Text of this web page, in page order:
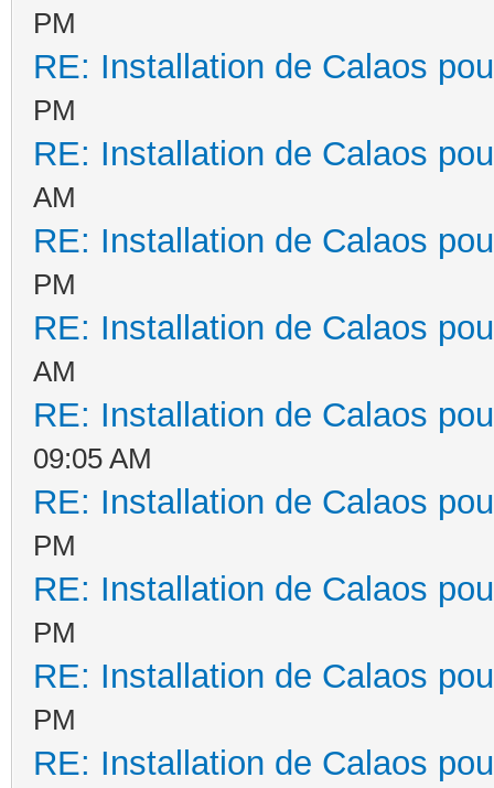
PM
RE: Installation de Calaos
PM
RE: Installation de Calaos
AM
RE: Installation de Calaos
PM
RE: Installation de Calaos
AM
RE: Installation de Calaos
09:05 AM
RE: Installation de Calaos
PM
RE: Installation de Calaos
PM
RE: Installation de Calaos
PM
RE: Installation de Calaos